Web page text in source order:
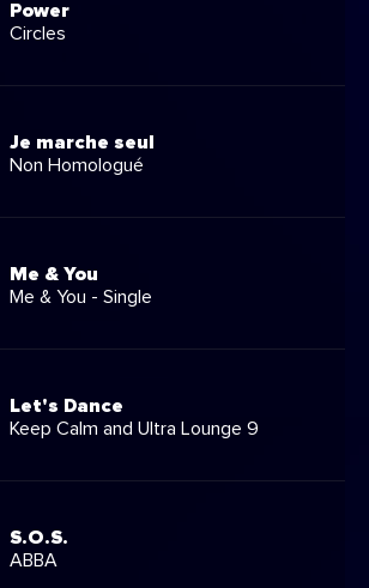
Power
Circles
Je marche seul
Non Homologué
Me & You
Me & You - Single
Let's Dance
Keep Calm and Ultra Lounge 9
S.O.S.
ABBA